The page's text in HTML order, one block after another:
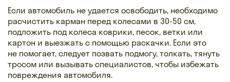
Если автомобиль не удается освободить, необходимо
расчистить карман перед колесами в 30-50 см,
подложить под колеса коврики, песок, ветки или
картон и выезжать с помощью раскачки. Если это
не помогает, следует позвать подмогу, толкать, тянуть
тросом или вызывать специалистов, чтобы избежать
повреждения автомобиля.